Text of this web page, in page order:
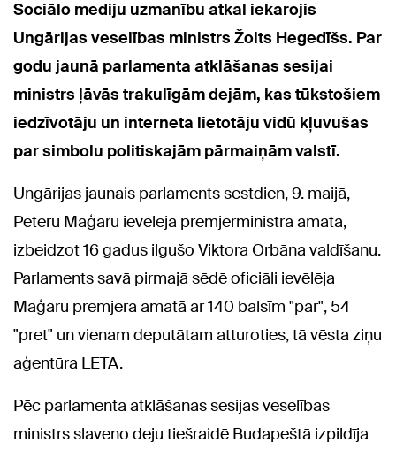
Sociālo mediju uzmanību atkal iekarojis
Ungārijas veselības ministrs Žolts Hegedīšs. Par
godu jaunā parlamenta atklāšanas sesijai
ministrs ļāvās trakulīgām dejām, kas tūkstošiem
iedzīvotāju un interneta lietotāju vidū kļuvušas
par simbolu politiskajām pārmaiņām valstī.
Ungārijas jaunais parlaments sestdien, 9. maijā,
Pēteru Maģaru ievēlēja premjerministra amatā,
izbeidzot 16 gadus ilgušo Viktora Orbāna valdīšanu.
Parlaments savā pirmajā sēdē oficiāli ievēlēja
Maģaru premjera amatā ar 140 balsīm "par", 54
"pret" un vienam deputātam atturoties, tā vēsta ziņu
aģentūra LETA.
Pēc parlamenta atklāšanas sesijas veselības
ministrs slaveno deju tiešraidē Budapeštā izpildīja